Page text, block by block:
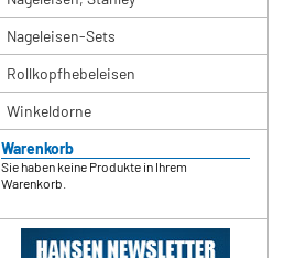
Nageleisen-Sets
Rollkopfhebeleisen
Winkeldorne
Warenkorb
Sie haben keine Produkte in Ihrem
Warenkorb.